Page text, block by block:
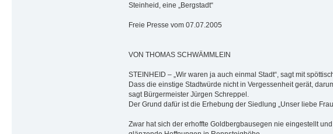
Steinheid, eine „Bergstadt“
Freie Presse vom 07.07.2005
VON THOMAS SCHWÄMMLEIN
STEINHEID – „Wir waren ja auch einmal Stadt“, sagt mit
Dass die einstige Stadtwürde nicht in Vergessenheit gerät,
sagt Bürgermeister Jürgen Schreppel.
Der Grund dafür ist die Erhebung der Siedlung „Unser liebe
Zwar hat sich der erhoffte Goldbergbausegen nie eingestellt